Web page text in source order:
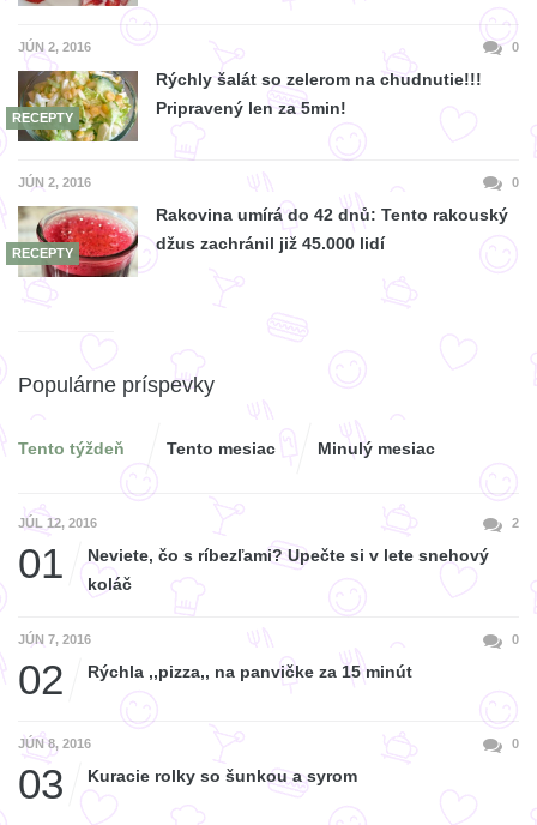
JÚN 2, 2016 0
RECEPTY
Rýchly šalát so zelerom na chudnutie!!!
Pripravený len za 5min!
JÚN 2, 2016 0
RECEPTY
Rakovina umírá do 42 dnů: Tento rakouský
džus zachránil již 45.000 lidí
Populárne príspevky
Tento týždeň Tento mesiac Minulý mesiac
JÚL 12, 2016 2
01
Neviete, čo s ríbezľami? Upečte si v lete snehový
koláč
JÚN 7, 2016 0
02 Rýchla ,,pizza,, na panvičke za 15 minút
JÚN 8, 2016 0
03 Kuracie rolky so šunkou a syrom